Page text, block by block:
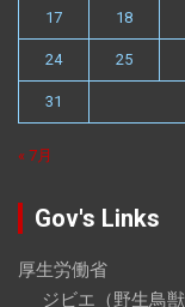
17 18
24 25
31
« 7月
Gov's Links
厚生労働省
ジビエ（野生鳥